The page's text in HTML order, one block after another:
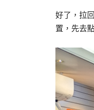
好了，拉
置，先去